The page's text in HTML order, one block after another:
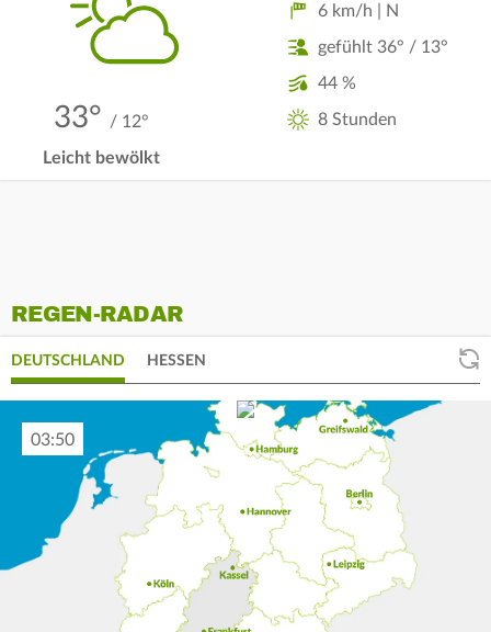
33° / 12°
Leicht bewölkt
6 km/h | N
gefühlt 36° / 13°
44 %
8 Stunden
REGEN-RADAR
DEUTSCHLAND HESSEN
04:00